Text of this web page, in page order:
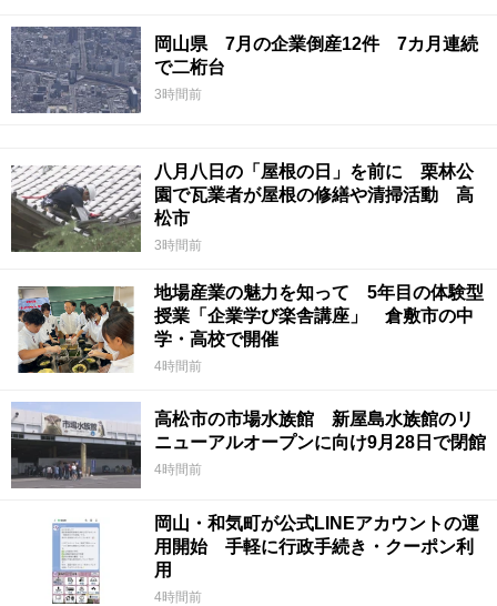
岡山県 7月の企業倒産12件 7カ月連続
で二桁台
3時間前
八月八日の「屋根の日」を前に 栗林公
園で瓦業者が屋根の修繕や清掃活動 高
松市
3時間前
地場産業の魅力を知って 5年目の体験型
授業「企業学び楽舎講座」 倉敷市の中
学・高校で開催
4時間前
高松市の市場水族館 新屋島水族館のリ
ニューアルオープンに向け9月28日で閉館
4時間前
岡山・和気町が公式LINEアカウントの運
用開始 手軽に行政手続き・クーポン利
用
4時間前